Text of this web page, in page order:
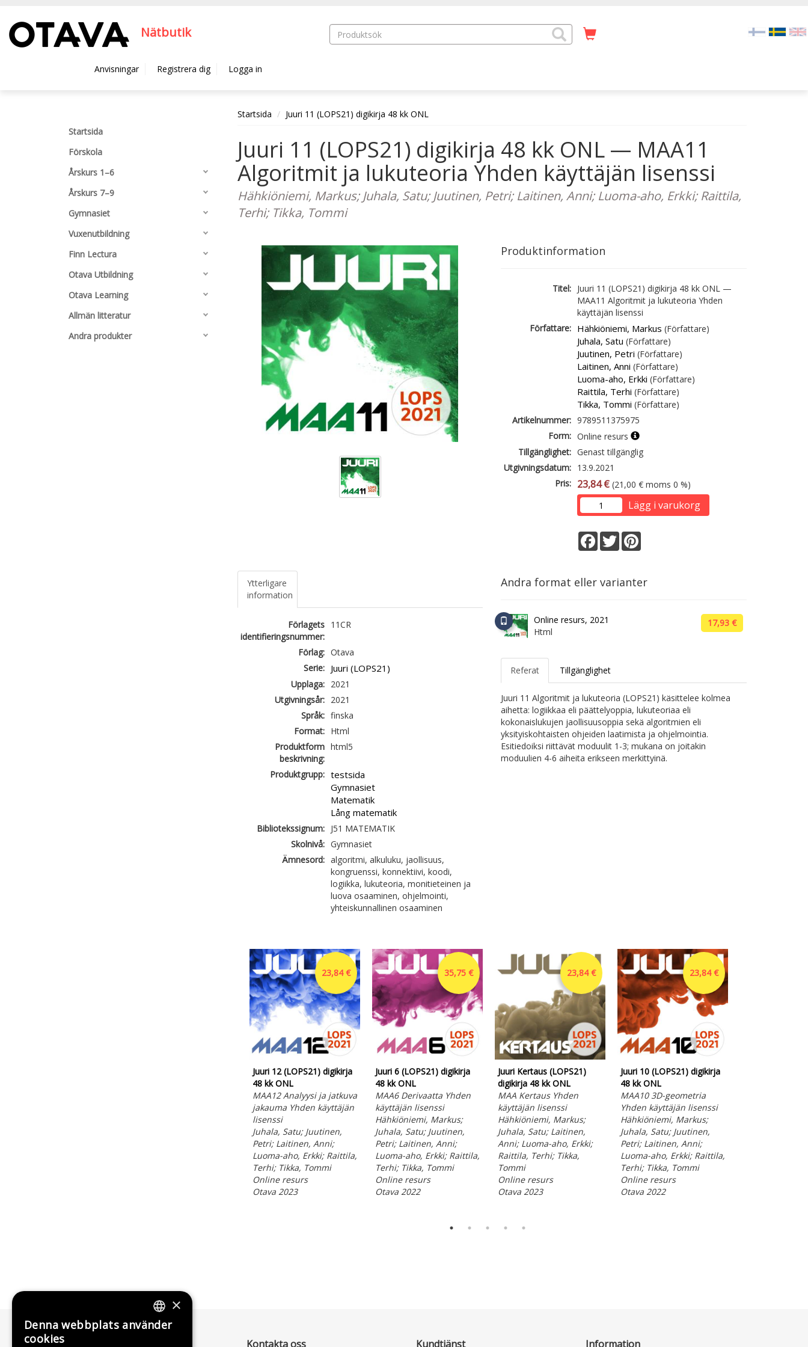
Nätbutik
Anvisningar Registrera dig Logga in
Startsida
Förskola
Årskurs 1–6
Årskurs 7–9
Gymnasiet
Vuxenutbildning
Finn Lectura
Otava Utbildning
Otava Learning
Allmän litteratur
Andra produkter
Startsida Juuri 11 (LOPS21) digikirja 48 kk ONL
Juuri 11 (LOPS21) digikirja 48 kk ONL — MAA11
Algoritmit ja lukuteoria Yhden käyttäjän lisenssi
Hähkiöniemi, Markus; Juhala, Satu; Juutinen, Petri; Laitinen, Anni; Luoma-aho, Erkki; Raittila,
Terhi; Tikka, Tommi
Produktinformation
Titel: Juuri 11 (LOPS21) digikirja 48 kk ONL —
MAA11 Algoritmit ja lukuteoria Yhden
käyttäjän lisenssi
Författare: Hähkiöniemi, Markus (Författare)
Juhala, Satu (Författare)
Juutinen, Petri (Författare)
Laitinen, Anni (Författare)
Luoma-aho, Erkki (Författare)
Raittila, Terhi (Författare)
Tikka, Tommi (Författare)
Artikelnummer: 9789511375975
Form: Online resurs
Tillgänglighet: Genast tillgänglig
Utgivningsdatum: 13.9.2021
Pris: 23,84 € (21,00 € moms 0 %)
Lägg i varukorg
Facebook
Twitter
Ytterligare
information
Förlagets
identifieringsnummer:
11CR
Förlag: Otava
Serie:
Juuri (LOPS21)
Upplaga:
2021
Utgivningsår:
2021
Språk: finska
Format:
Html
Produktform
beskrivning:
html5
Produktgrupp: testsida
Gymnasiet
Matematik
Lång matematik
Bibliotekssignum:
J51 MATEMATIK
Skolnivå: Gymnasiet
Ämnesord: algoritmi, alkuluku, jaollisuus,
kongruenssi, konnektiivi, koodi,
logiikka, lukuteoria, monitieteinen ja
luova osaaminen, ohjelmointi,
yhteiskunnallinen osaaminen
Andra format eller varianter
Online resurs, 2021
Html
17,93 €
Referat Tillgänglighet
Juuri 11 Algoritmit ja lukuteoria (LOPS21) käsittelee kolmea
aihetta: logiikkaa eli päättelyoppia, lukuteoriaa eli
kokonaislukujen jaollisuusoppia sekä algoritmien eli
yksityiskohtaisten ohjeiden laatimista ja ohjelmointia.
Esitiedoiksi riittävät moduulit 1-3; mukana on joitakin
moduulien 4-6 aiheita erikseen merkittyinä.
23,84 €
Juuri 12 (LOPS21) digikirja
48 kk ONL
MAA12 Analyysi ja jatkuva
jakauma Yhden käyttäjän
lisenssi
Juhala, Satu; Juutinen,
Petri; Laitinen, Anni;
Luoma-aho, Erkki; Raittila,
Terhi; Tikka, Tommi
Online resurs
Otava 2023
35,75 €
Juuri 6 (LOPS21) digikirja
48 kk ONL
MAA6 Derivaatta Yhden
käyttäjän lisenssi
Hähkiöniemi, Markus;
Juhala, Satu; Juutinen,
Petri; Laitinen, Anni;
Luoma-aho, Erkki; Raittila,
Terhi; Tikka, Tommi
Online resurs
Otava 2022
23,84 €
Juuri Kertaus (LOPS21)
digikirja 48 kk ONL
MAA Kertaus Yhden
käyttäjän lisenssi
Hähkiöniemi, Markus;
Juhala, Satu; Laitinen,
Anni; Luoma-aho, Erkki;
Raittila, Terhi; Tikka,
Tommi
Online resurs
Otava 2023
23,84 €
Juuri 10 (LOPS21) digikirja
48 kk ONL
MAA10 3D-geometria
Yhden käyttäjän lisenssi
Hähkiöniemi, Markus;
Juhala, Satu; Juutinen,
Petri; Laitinen, Anni;
Luoma-aho, Erkki; Raittila,
Terhi; Tikka, Tommi
Online resurs
Otava 2022
Kontakta oss Kundtjänst Information
FINNISH
×
Denna webbplats använder
cookies